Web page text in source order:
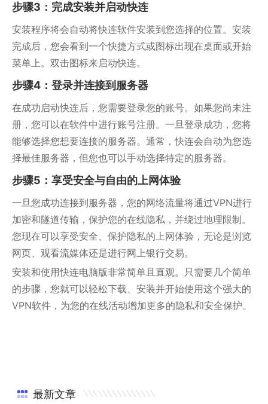
步骤3：完成安装并启动快连
安装程序将会自动将快连软件安装到您选择的位置。安装
完成后，您会看到一个快捷方式或图标出现在桌面或开始
菜单上。双击图标来启动快连。
步骤4：登录并连接到服务器
在成功启动快连后，您需要登录您的账号。如果您尚未注
册，您可以在软件中进行账号注册。一旦登录成功，您将
能够选择您想要连接的服务器。通常，快连会自动为您选
择最佳服务器，但您也可以手动选择特定的服务器。
步骤5：享受安全与自由的上网体验
一旦您成功连接到服务器，您的网络流量将通过VPN进行
加密和隧道传输，保护您的在线隐私，并绕过地理限制。
您现在可以享受安全、保护隐私的上网体验，无论是浏览
网页、观看流媒体还是进行网上银行交易。
安装和使用快连电脑版非常简单且直观。只需要几个简单
的步骤，您就可以轻松下载、安装并开始使用这个强大的
VPN软件，为您的在线活动增加更多的隐私和安全保护。
最新文章